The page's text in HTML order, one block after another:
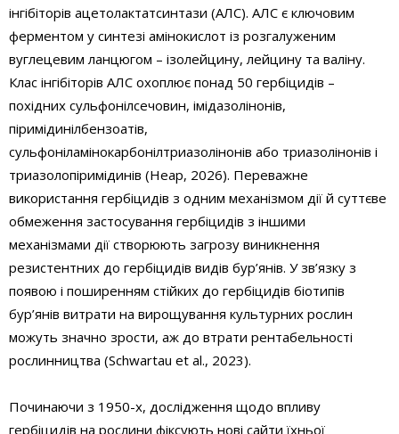
інгібіторів ацетолактатсинтази (АЛС). АЛС є ключовим
ферментом у синтезі амінокислот із розгалуженим
вуглецевим ланцюгом – ізолейцину, лейцину та валіну.
Клас інгібіторів АЛС охоплює понад 50 гербіцидів –
похідних сульфонілсечовин, імідазолінонів,
піримідинілбензоатів,
сульфоніламінокарбонілтриазолінонів або триазолінонів і
триазолопіримідинів (Heap, 2026). Переважне
використання гербіцидів з одним механізмом дії й суттєве
обмеження застосування гербіцидів з іншими
механізмами дії створюють загрозу виникнення
резистентних до гербіцидів видів бур’янів. У зв’язку з
появою і поширенням стійких до гербіцидів біотипів
бур’янів витрати на вирощування культурних рослин
можуть значно зрости, аж до втрати рентабельності
рослинництва (Schwartau et al., 2023).
Починаючи з 1950-х, дослідження щодо впливу
гербіцидів на рослини фіксують нові сайти їхньої